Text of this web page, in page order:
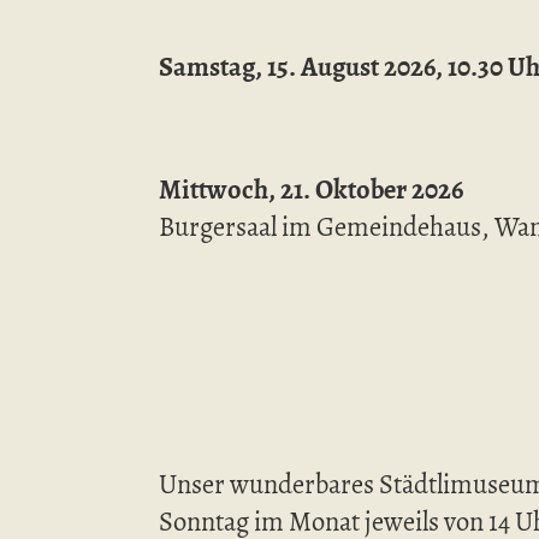
Samstag, 15. August 2026, 10.30
Mittwoch, 21. Oktober 2026
Burgersaal im Gemeindehaus,
Unser wunderbares
Sonntag im Monat jeweils von 14